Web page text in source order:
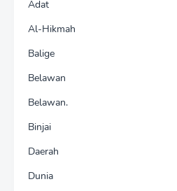
Adat
Al-Hikmah
Balige
Belawan
Belawan.
Binjai
Daerah
Dunia